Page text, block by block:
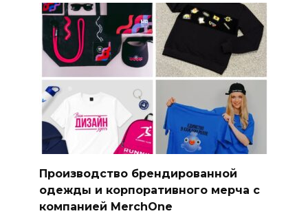
Производство брендированной
одежды и корпоративного мерча с
компанией MerchOne